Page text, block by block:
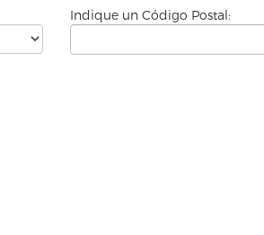
Indique un Código Postal: